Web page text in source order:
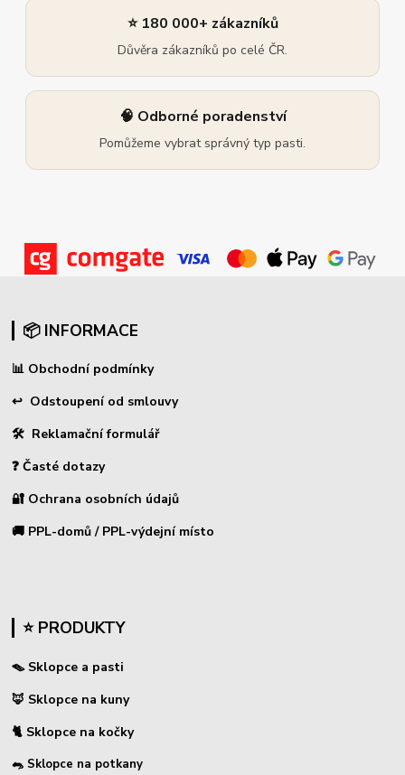
⭐ 180 000+ zákazníků
Důvěra zákazníků po celé ČR.
🧠 Odborné poradenství
Pomůžeme vybrat správný typ pasti.
📦 INFORMACE
📊 Obchodní podmínky
↩ Odstoupení od smlouvy
🛠 Reklamační formulář
❓ Časté dotazy
🔐 Ochrana osobních údajů
🚚 PPL-domů / PPL-výdejní místo
⭐ PRODUKTY
🪤 Sklopce a pasti
🦊 Sklopce na kuny
🐈 Sklopce na kočky
🐀 Sklopce na potkany